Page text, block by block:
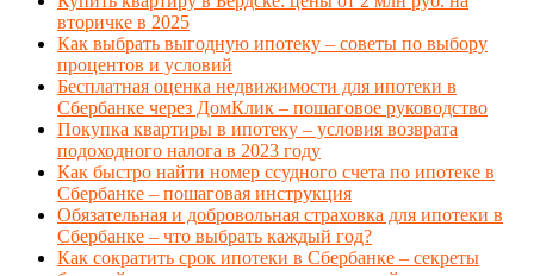
вторичке в 2025
Как выбрать выгодную ипотеку – советы по выбору
процентов и условий
Бесплатная оценка недвижимости для ипотеки в
Сбербанке через ДомКлик – пошаговое руководство
Покупка квартиры в ипотеку – условия возврата
подоходного налога в 2023 году
Как быстро найти номер ссудного счета по ипотеке в
Сбербанке – пошаговая инструкция
Обязательная и добровольная страховка для ипотеки в
Сбербанке – что выбрать каждый год?
Как сократить срок ипотеки в Сбербанке – секреты